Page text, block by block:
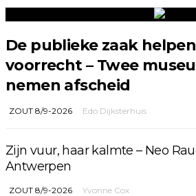
De publieke zaak
voorrecht – Twee
nemen afscheid
ZOUT 8/9-2026 Edo Dijksterhuis
Zijn vuur, haar kalmte – Neo
Antwerpen
ZOUT 8/9-2026 Yvonne Cox